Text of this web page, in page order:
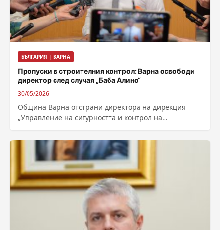
БЪЛГАРИЯ | ВАРНА
Пропуски в строителния контрол: Варна освободи
директор след случая „Баба Алино“
30/05/2026
Община Варна отстрани директора на дирекция
„Управление на сигурността и контрол на